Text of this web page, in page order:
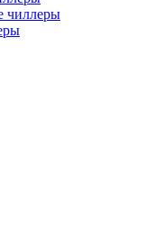
чиллеры